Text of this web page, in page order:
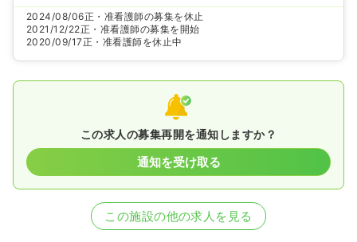
2024/08/06正・准看護師の募集を休止
2021/12/22正・准看護師の募集を開始
2020/09/17正・准看護師を休止中
この求人の募集再開を通知しますか？
通知を受け取る
この施設の他の求人を見る